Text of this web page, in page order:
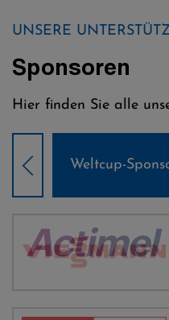
UNSERE
Sponsoren
Hier finden Sie alle
Weltcup-